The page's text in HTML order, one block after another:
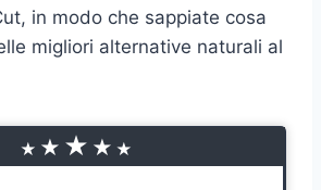
in modo che sappiate cosa
migliori alternative naturali al
★ ★ ★ ★ ★